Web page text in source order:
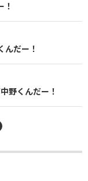
！
んだー！
野くんだー！